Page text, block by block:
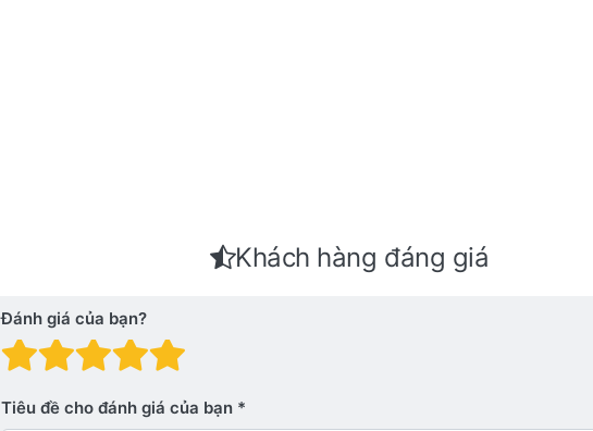
Khách hàng đáng giá
Đánh giá của bạn?
Đánh giá: 4 trên 5 sao.
Đánh giá: 3 trên 5 sao.
Đánh giá: 2 trên 5 sao.
Đánh giá: 1 trên 5 sao. Xấu
Tiêu đề cho đánh giá của bạn